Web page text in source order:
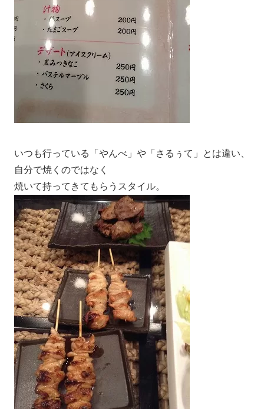
いつも行っている「やんべ」や「さるぅて」とは違い、
自分で焼くのではなく
焼いて持ってきてもらうスタイル。